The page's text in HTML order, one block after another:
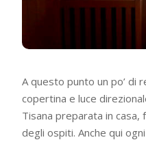
A questo punto un po’ di
copertina e luce
Tisana preparata in
degli ospiti. Anche qui